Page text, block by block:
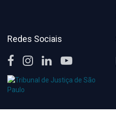
Redes Sociais